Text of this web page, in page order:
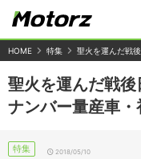
HOME 特集 聖火を運んだ戦
聖火を運んだ戦
ナンバー量産車
特集 2018/05/10